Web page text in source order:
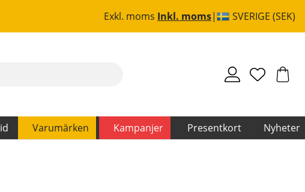
Exkl. moms Inkl. moms SVERIGE (SEK)
Varumärken Kampanjer Presentkort Nyheter